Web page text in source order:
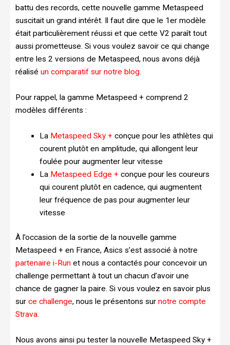
battu des records, cette nouvelle gamme Metaspeed
suscitait un grand intérêt. Il faut dire que le 1er modèle
était particulièrement réussi et que cette V2 paraît tout
aussi prometteuse. Si vous voulez savoir ce qui change
entre les 2 versions de Metaspeed, nous avons déjà
réalisé un comparatif sur notre blog.
Pour rappel, la gamme Metaspeed + comprend 2
modèles différents :
La Metaspeed Sky + conçue pour les athlètes qui
courent plutôt en amplitude, qui allongent leur
foulée pour augmenter leur vitesse
La Metaspeed Edge + conçue pour les coureurs
qui courent plutôt en cadence, qui augmentent
leur fréquence de pas pour augmenter leur
vitesse
À l’occasion de la sortie de la nouvelle gamme
Metaspeed + en France, Asics s’est associé à notre
partenaire i-Run et nous a contactés pour concevoir un
challenge permettant à tout un chacun d’avoir une
chance de gagner la paire. Si vous voulez en savoir plus
sur ce challenge, nous le présentons sur notre compte
Strava.
Nous avons ainsi pu tester la nouvelle Metaspeed Sky +